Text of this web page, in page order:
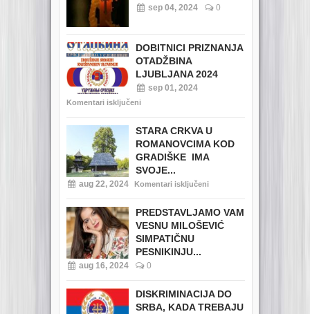
sep 04, 2024 0
DOBITNICI PRIZNANJA
OTADŽBINA
LJUBLJANA 2024
sep 01, 2024
Komentari isključeni
STARA CRKVA U
ROMANOVCIMA KOD
GRADIŠKE IMA
SVOJE...
aug 22, 2024 Komentari isključeni
PREDSTAVLJAMO VAM
VESNU MILOŠEVIĆ
SIMPATIČNU
PESNIKINJU...
aug 16, 2024 0
DISKRIMINACIJA DO
SRBA, KADA TREBAJU